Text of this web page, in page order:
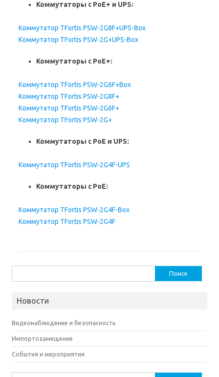
Коммутаторы с PoE+ и UPS:
Коммутатор TFortis PSW-2G8F+UPS-Box
Коммутатор TFortis PSW-2G+UPS-Box
Коммутаторы с PoE+:
Коммутатор TFortis PSW-2G6F+Box
Коммутатор TFortis PSW-2G8F+
Коммутатор TFortis PSW-2G6F+
Коммутатор TFortis PSW-2G+
Коммутаторы с PoE и UPS:
Коммутатор TFortis PSW-2G4F-UPS
Коммутаторы с PoE:
Коммутатор TFortis PSW-2G4F-Box
Коммутатор TFortis PSW-2G4F
Новости
Видеонаблюдение и безопасность
Импортозамещение
События и мероприятия